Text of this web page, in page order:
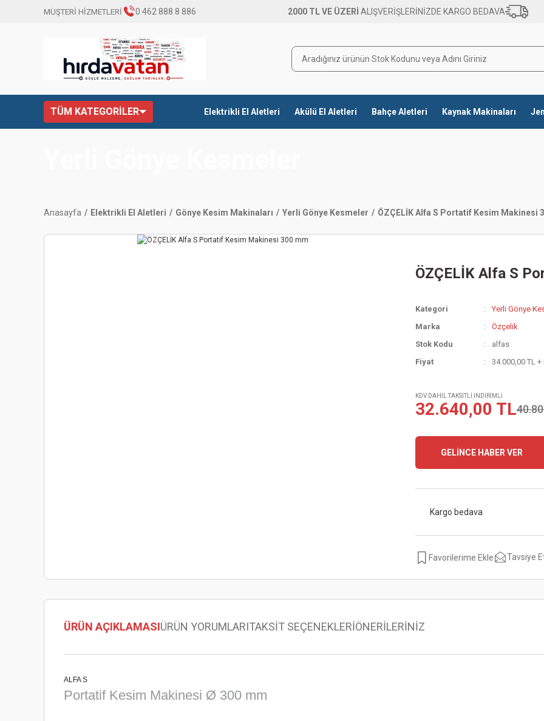
MÜŞTERİ HİZMETLERİ 0 462 888 8 886 2000 TL VE ÜZERİ ALIŞVERİŞLERİNİZDE KARGO BEDAVA
TÜM KATEGORİLER Elektrikli El Aletleri Akülü El Aletleri Bahçe Aletleri Kaynak Makinaları
Anasayfa Elektrikli El Aletleri Gönye Kesim Makinaları Yerli Gönye Kesmeler ÖZÇELİK Alfa S Portatif Kesim Makinesi
ÖZÇELİK Alfa S
Kategori
Yerli Gönye
Marka
Özçelik
Stok Kodu
alfas
Fiyat
34.000,00 TL +
KDV DAHİL TAKSİTLİ İNDİRİMLİ
32.640,00 TL
GELİNCE HABER VER
Kargo bedava
Tavsiye
ÜRÜN AÇIKLAMASIÜRÜN YORUMLARITAKSİT SEÇENEKLERİÖNERİLERİNİZ
ALFA S
Portatif Kesim Makinesi Ø 300 mm